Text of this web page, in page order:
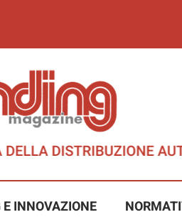
INNOVAZIONE